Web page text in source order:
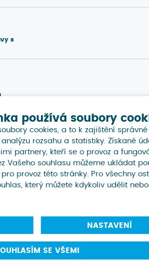
s
používá soubory
cookies, a to k zajištění správné
rozsahu a statistiky. Získané
partnery, kteří se o provoz a
Vašeho souhlasu můžeme ukládat
provoz této stránky. Pro všechny
který můžete kdykoliv udělit
NASTAVENÍ
SE VŠEMI